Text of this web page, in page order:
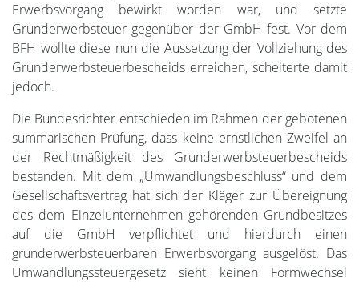
Erwerbsvorgang bewirkt worden war, und setzte
Grunderwerbsteuer gegenüber der GmbH fest. Vor dem
BFH wollte diese nun die Aussetzung der Vollziehung des
Grunderwerbsteuerbescheids erreichen, scheiterte damit
jedoch.
Die Bundesrichter entschieden im Rahmen der gebotenen
summarischen Prüfung, dass keine ernstlichen Zweifel an
der Rechtmäßigkeit des Grunderwerbsteuerbescheids
bestanden. Mit dem „Umwandlungsbeschluss“ und dem
Gesellschaftsvertrag hat sich der Kläger zur Übereignung
des dem Einzelunternehmen gehörenden Grundbesitzes
auf die GmbH verpflichtet und hierdurch einen
grunderwerbsteuerbaren Erwerbsvorgang ausgelöst. Das
Umwandlungssteuergesetz sieht keinen Formwechsel